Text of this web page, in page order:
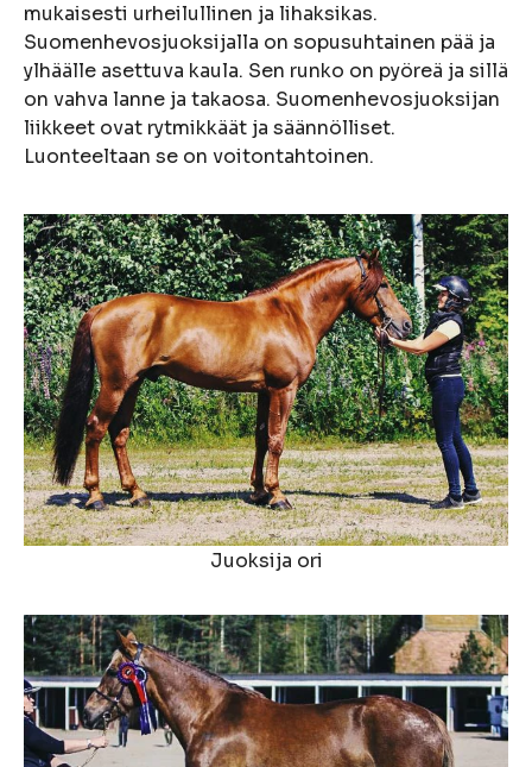
mukaisesti urheilullinen ja lihaksikas.
Suomenhevosjuoksijalla on sopusuhtainen pää ja
ylhäälle asettuva kaula. Sen runko on pyöreä ja sillä
on vahva lanne ja takaosa. Suomenhevosjuoksijan
liikkeet ovat rytmikkäät ja säännölliset.
Luonteeltaan se on voitontahtoinen.
Juoksija ori